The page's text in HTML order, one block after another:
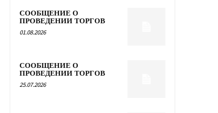
СООБЩЕНИЕ О
ПРОВЕДЕНИИ ТОРГОВ
01.08.2026
СООБЩЕНИЕ О
ПРОВЕДЕНИИ ТОРГОВ
25.07.2026